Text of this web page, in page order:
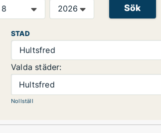
Sök
STAD
Hultsfred
Valda städer:
Hultsfred
Nollställ